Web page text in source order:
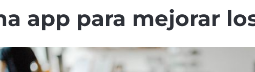
app para mejorar